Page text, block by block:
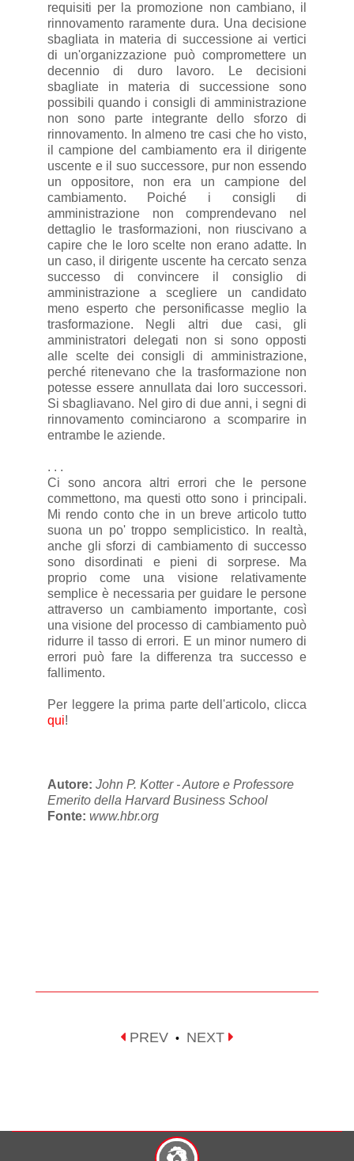
requisiti per la promozione non cambiano, il
rinnovamento raramente dura. Una decisione
sbagliata in materia di successione ai vertici
di un'organizzazione può compromettere un
decennio di duro lavoro. Le decisioni
sbagliate in materia di successione sono
possibili quando i consigli di amministrazione
non sono parte integrante dello sforzo di
rinnovamento. In almeno tre casi che ho visto,
il campione del cambiamento era il dirigente
uscente e il suo successore, pur non essendo
un oppositore, non era un campione del
cambiamento. Poiché i consigli di
amministrazione non comprendevano nel
dettaglio le trasformazioni, non riuscivano a
capire che le loro scelte non erano adatte. In
un caso, il dirigente uscente ha cercato senza
successo di convincere il consiglio di
amministrazione a scegliere un candidato
meno esperto che personificasse meglio la
trasformazione. Negli altri due casi, gli
amministratori delegati non si sono opposti
alle scelte dei consigli di amministrazione,
perché ritenevano che la trasformazione non
potesse essere annullata dai loro successori.
Si sbagliavano. Nel giro di due anni, i segni di
rinnovamento cominciarono a scomparire in
entrambe le aziende.
. . .
Ci sono ancora altri errori che le persone
commettono, ma questi otto sono i principali.
Mi rendo conto che in un breve articolo tutto
suona un po' troppo semplicistico. In realtà,
anche gli sforzi di cambiamento di successo
sono disordinati e pieni di sorprese. Ma
proprio come una visione relativamente
semplice è necessaria per guidare le persone
attraverso un cambiamento importante, così
una visione del processo di cambiamento può
ridurre il tasso di errori. E un minor numero di
errori può fare la differenza tra successo e
fallimento.
Per leggere la prima parte dell'articolo, clicca
qui!
Autore: John P. Kotter - Autore e Professore
Emerito della Harvard Business School
Fonte: www.hbr.org
PREV • NEXT